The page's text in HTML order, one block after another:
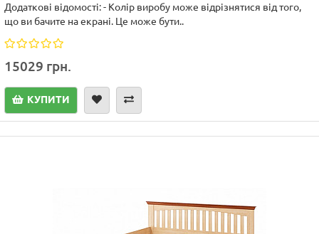
Додаткові відомості: - Колір виробу може відрізнятися від того,
що ви бачите на екрані. Це може бути..
15029 грн.
КУПИТИ